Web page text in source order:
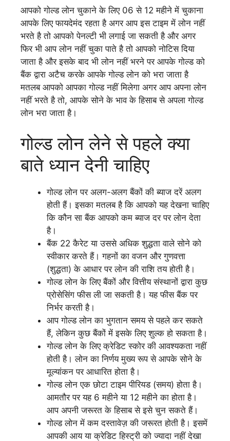
आपको गोल्ड लोन चुकाने के लिए 06 से 12 महीने में चुकाना
आपके लिए फायदेमंद रहता है अगर आप इस टाइम में लोन नहीं
भरते है तो आपको पेनल्टी भी लगाई जा सकती है और अगर
फिर भी आप लोन नहीं चुका पाते है तो आपको नोटिस दिया
जाता है और इसके बाद भी लोन नहीं भरने पर आपके गोल्ड को
बैंक द्वारा अटैच करके आपके गोल्ड लोन को भरा जाता है
मतलब आपको आपका गोल्ड नहीं मिलेगा अगर आप अपना लोन
नहीं भरते है तो, आपके सोने के भाव के हिसाब से अपला गोल्ड
लोन भरा जाता है।
गोल्ड लोन लेने से पहले क्या
बाते ध्यान देनी चाहिए
गोल्ड लोन पर अलग-अलग बैंकों की ब्याज दरें अलग
होती हैं। इसका मतलब है कि आपको यह देखना चाहिए
कि कौन सा बैंक आपको कम ब्याज दर पर लोन देता
है।
बैंक 22 कैरेट या उससे अधिक शुद्धता वाले सोने को
स्वीकार करते हैं। गहनों का वजन और गुणवत्ता
(शुद्धता) के आधार पर लोन की राशि तय होती है।
गोल्ड लोन के लिए बैंकों और वित्तीय संस्थानों द्वारा कुछ
प्रोसेसिंग फीस ली जा सकती है। यह फीस बैंक पर
निर्भर करती है।
आप गोल्ड लोन का भुगतान समय से पहले कर सकते
हैं, लेकिन कुछ बैंकों में इसके लिए शुल्क हो सकता है।
गोल्ड लोन के लिए क्रेडिट स्कोर की आवश्यकता नहीं
होती है। लोन का निर्णय मुख्य रूप से आपके सोने के
मूल्यांकन पर आधारित होता है।
गोल्ड लोन एक छोटा टाइम पीरियड (समय) होता है।
आमतौर पर यह 6 महीने या 12 महीने का होता है।
आप अपनी जरूरत के हिसाब से इसे चुन सकते हैं।
गोल्ड लोन में कम दस्तावेज़ की जरूरत होती है। इसमें
आपकी आय या क्रेडिट हिस्ट्री को ज्यादा नहीं देखा